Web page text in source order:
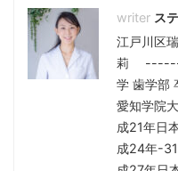
ス
江戸川区
莉
学 歯学
愛知学院
成21年日
成24年-